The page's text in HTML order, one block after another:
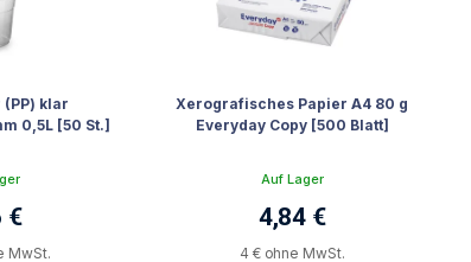
klar
0,5L [50 St.]
€
MwSt.
Xerografisches Papier A4 80 g
Everyday Copy [500 Blatt]
Auf Lager
4,84 €
4 € ohne MwSt.